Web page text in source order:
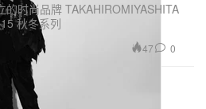
时尚品牌 TAKAHIROMIYASHITA
秋冬系列
47 0